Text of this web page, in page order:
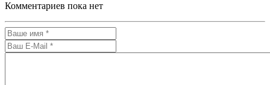
Комментариев пока нет